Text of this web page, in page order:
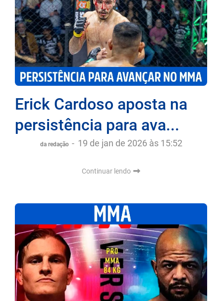
Erick Cardoso aposta na
persistência para ava...
da redação - 19 de jan de 2026 às 15:52
Continuar lendo